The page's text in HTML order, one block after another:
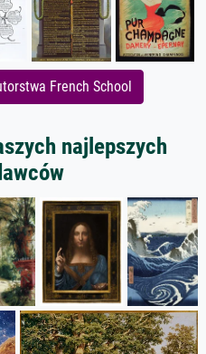
French School
najlepszych